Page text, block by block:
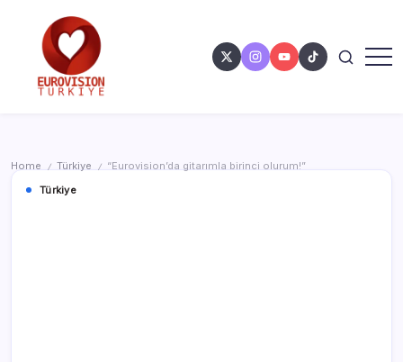
Home / Türkiye /
“Eurovision’da gitarımla birinci olurum!”
Türkiye